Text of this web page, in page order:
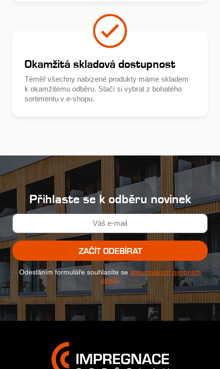
Okamžitá skladová dostupnost
Téměř všechny nabízené produkty máme skladem
k okamžitému odběru. Stačí si vybrat z bohatého
sortimentu v e-shopu.
Přihlaste se k odběru novinek
ZAČÍT ODEBÍRAT
Odesláním formuláře souhlasíte se zpracováním osobních
údajů